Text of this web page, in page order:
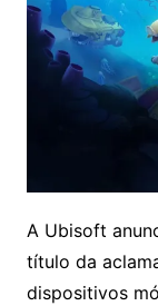
A Ubisoft
título da
dispositivos